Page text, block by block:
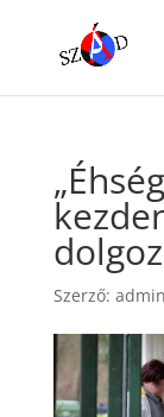
Szerző: admin